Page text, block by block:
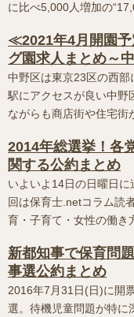
に比べ5,000人増加の
≪2021年4月開園
グ園求人まとめ～
中野区は東京23区の西
駅にアクセスが良い中野
ながらも商店街や住宅街
2014年総選挙！各
関する公約まとめ
いよいよ14日の日曜日
回は保育士.netコラム読
育・子育て・女性の働き
新都知事で保育問
事選公約まとめ
2016年7月31日(日)に開
選。待機児童問題が特に